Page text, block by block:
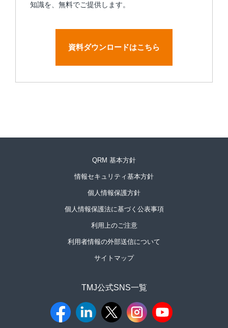
知識を、無料でご提供します。
資料ダウンロードはこちら
QRM 基本方針
情報セキュリティ基本方針
個人情報保護方針
個人情報保護法に基づく公表事項
利用上のご注意
利用者情報の外部送信について
サイトマップ
TMJ公式SNS一覧​